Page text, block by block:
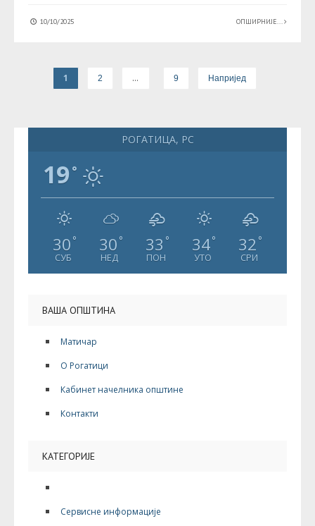
10/10/2025 ОПШИРНИЈЕ...
1 2 … 9 Напријед
РОГАТИЦА, РС
19 °
30 °
СУБ
30 °
НЕД
33 °
ПОН
34°
УТО
32 °
СРИ
ВАША ОПШТИНА
Матичар
О Рогатици
Кабинет начелника општине
Контакти
КАТЕГОРИЈЕ
Сервисне информације